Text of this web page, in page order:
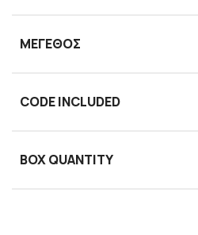
ΜΈΓΕΘΟΣ
CODE INCLUDED
BOX QUANTITY